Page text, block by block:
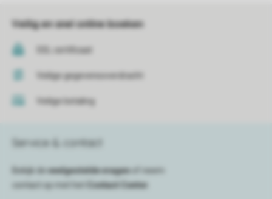
Veilig en snel online boeken
SSL certificaat
Veilige gegevensoverdracht
Veilige betaling
Service & contact
Bekijk de veelgestelde vragen
of neem
contact op met het
Contact Center